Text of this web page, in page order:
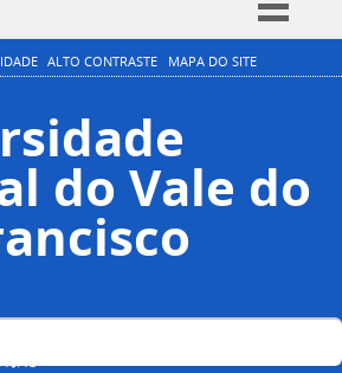
Simplifique!
Participe
Acesso à informação
Legislação
Canais
ALTO CONTRASTE MAPA DO SITE
do Vale do